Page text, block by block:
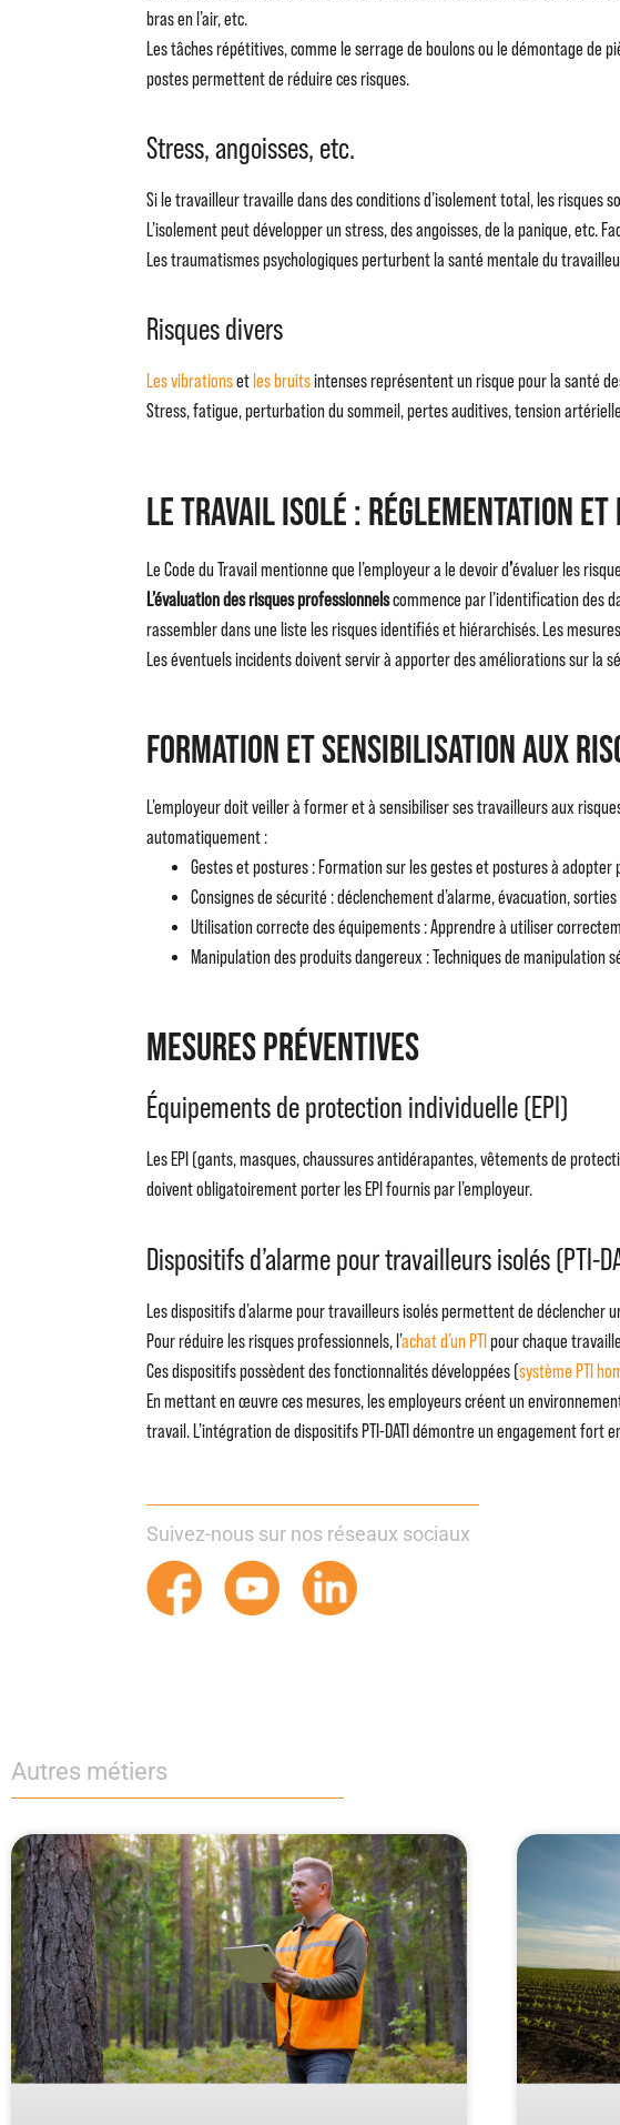
bras en l’air, etc.
Les tâches répétitives, comme le serrage de boulons ou le démontage de
postes permettent de réduire ces risques.
Stress, angoisses, etc.
Si le travailleur travaille dans des conditions d’isolement total, les risques
L’isolement peut développer un stress, des angoisses, de la panique, etc.
Les traumatismes psychologiques perturbent la santé mentale du
Risques divers
Les vibrationset les bruitsintenses représentent un risque pour la santé
Stress, fatigue, perturbation du sommeil, pertes auditives, tension
Le travail isolé : réglementation et
Le Code du Travail mentionne que l’employeur a le devoir d’évaluer les
L’évaluation des risques professionnelscommence par l’identification des
rassembler dans une liste les risques identifiés et hiérarchisés. Les
Les éventuels incidents doivent servir à apporter des améliorations sur la
Formation et sensibilisation aux
L’employeur doit veiller à former et à sensibiliser ses travailleurs aux
automatiquement :
Gestes et postures : Formation sur les gestes et postures à adopter
Consignes de sécurité : déclenchement d’alarme, évacuation,
Utilisation correcte des équipements : Apprendre à utiliser
Manipulation des produits dangereux : Techniques de manipulation
Mesures préventives
Équipements de protection individuelle (EPI)
Les EPI (gants, masques, chaussures antidérapantes, vêtements de
doivent obligatoirement porter les EPI fournis par l’employeur.
Dispositifs d’alarme pour travailleurs isolés (PTI-
Les dispositifs d’alarme pour travailleurs isolés permettent de
Pour réduire les risques professionnels, l’achat d’un PTI pour chaque
Ces dispositifs possèdent des fonctionnalités développées (système PTI
En mettant en œuvre ces mesures, les employeurs créent un
travail. L’intégration de dispositifs PTI-DATI démontre un engagement fort
Suivez-nous sur nos réseaux sociaux
Autres métiers